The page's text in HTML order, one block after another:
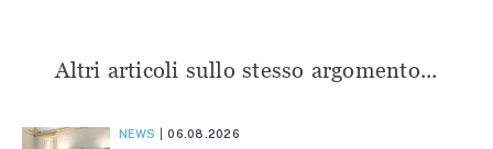
Altri articoli sullo stesso argomento...
NEWS 06.08.2026